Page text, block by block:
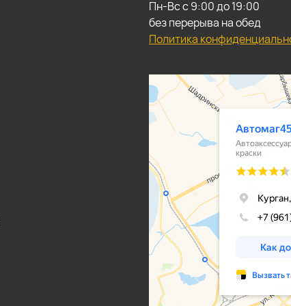
Пн-Вс с 9:00 до 19:00
без перерыва на обед
Политика